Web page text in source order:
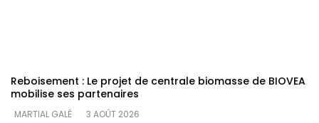
Reboisement : Le projet de centrale biomasse de BIOVEA
mobilise ses partenaires
MARTIAL GALÉ
3 AOÛT 2026